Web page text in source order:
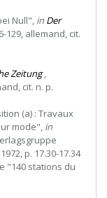
Null", in Der
129, allemand, cit.
Zeitung,
cit. n. p.
(a) : Travaux
mode", in
p. 17.30-17.34
"140 stations du